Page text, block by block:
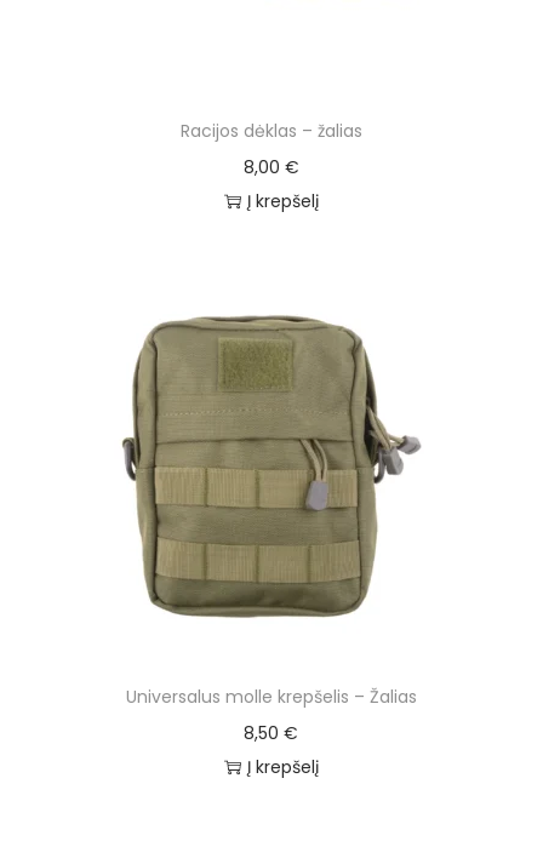
Racijos dėklas – žalias
8,00 €
Į krepšelį
Universalus molle krepšelis – Žalias
8,50€
Į krepšelį